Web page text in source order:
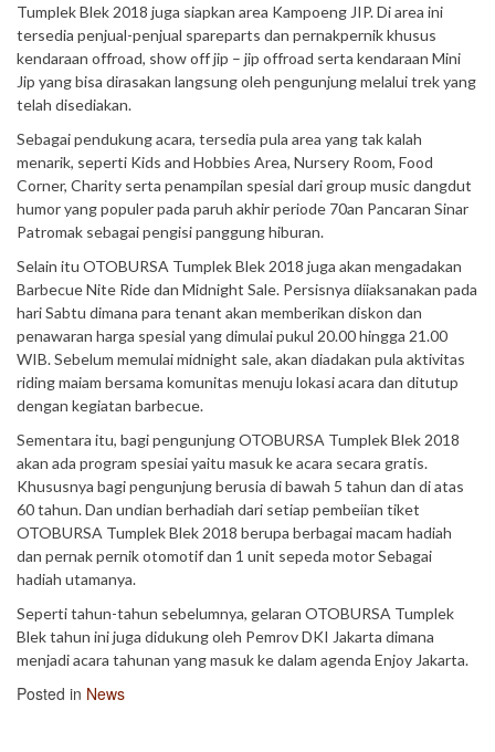
Tumplek Blek 2018 juga siapkan area Kampoeng JIP. Di area ini
tersedia penjual-penjual spareparts dan pernakpernik khusus
kendaraan offroad, show off jip – jip offroad serta kendaraan Mini
Jip yang bisa dirasakan langsung oleh pengunjung melalui trek yang
telah disediakan.
Sebagai pendukung acara, tersedia pula area yang tak kalah
menarik, seperti Kids and Hobbies Area, Nursery Room, Food
Corner, Charity serta penampilan spesial dari group music dangdut
humor yang populer pada paruh akhir periode 70an Pancaran Sinar
Patromak sebagai pengisi panggung hiburan.
Selain itu OTOBURSA Tumplek Blek 2018 juga akan mengadakan
Barbecue Nite Ride dan Midnight Sale. Persisnya diiaksanakan pada
hari Sabtu dimana para tenant akan memberikan diskon dan
penawaran harga spesial yang dimulai pukul 20.00 hingga 21.00
WIB. Sebelum memulai midnight sale, akan diadakan pula aktivitas
riding maiam bersama komunitas menuju lokasi acara dan ditutup
dengan kegiatan barbecue.
Sementara itu, bagi pengunjung OTOBURSA Tumplek Blek 2018
akan ada program spesiai yaitu masuk ke acara secara gratis.
Khususnya bagi pengunjung berusia di bawah 5 tahun dan di atas
60 tahun. Dan undian berhadiah dari setiap pembeiian tiket
OTOBURSA Tumplek Blek 2018 berupa berbagai macam hadiah
dan pernak pernik otomotif dan 1 unit sepeda motor Sebagai
hadiah utamanya.
Seperti tahun-tahun sebelumnya, gelaran OTOBURSA Tumplek
Blek tahun ini juga didukung oleh Pemrov DKI Jakarta dimana
menjadi acara tahunan yang masuk ke dalam agenda Enjoy Jakarta.
Posted in News